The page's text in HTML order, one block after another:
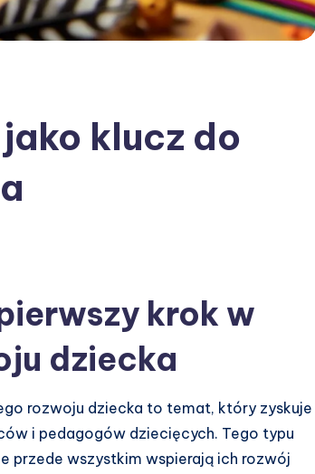
klucz do
krok w
dziecka
rozwoju dziecka to temat, który zyskuje
i pedagogów dziecięcych. Tego typu
przede wszystkim wspierają ich rozwój